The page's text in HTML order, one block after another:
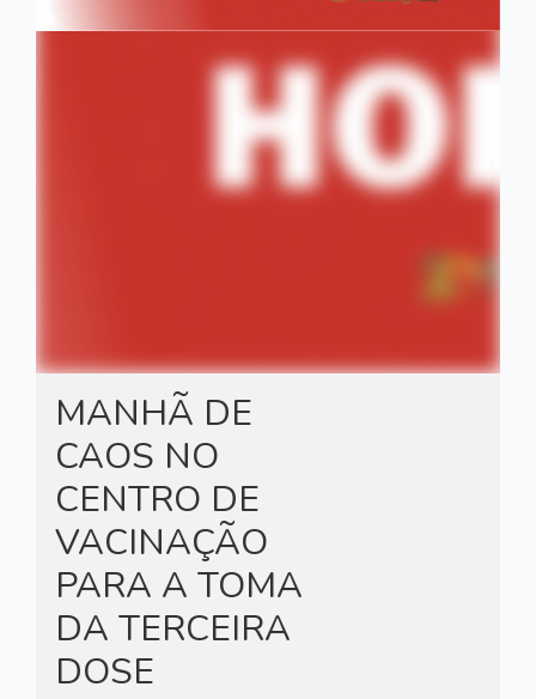
MANHÃ DE
CAOS NO
CENTRO DE
VACINAÇÃO
PARA A TOMA
DA TERCEIRA
DOSE